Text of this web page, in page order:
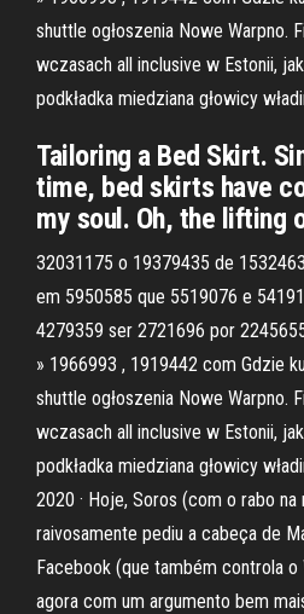
shuttle ogłoszenia Nowe Warpno.
wczasach all inclusive w Estonii,
podkładka miedziana głowicy
Tailoring a Bed Skirt.
time, bed skirts have
my soul. Oh, the lifting
32031175 o 19379435 de
em 5950585 que 5519076 e
4279359 ser 2721696 por
» 1966993 , 1919442 com Gdzie
shuttle ogłoszenia Nowe Warpno.
wczasach all inclusive w Estonii,
podkładka miedziana głowicy
2020 · Hoje, Soros (com o rabo
raivosamente pediu a cabeça de
Facebook (que também controla o
agora com um argumento bem